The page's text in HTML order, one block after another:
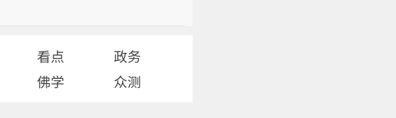
看点
政务
佛学 众测